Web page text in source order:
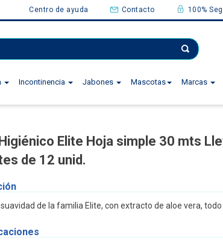
Centro de ayuda Contacto 100%
Incontinencia Jabones Mascotas Marcas
Elite Hoja simple 30 mts
de 12 unid.
de la familia Elite, con extracto de aloe vera, todo